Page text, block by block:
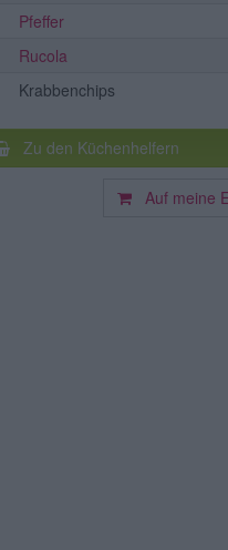
Pfeffer
Rucola
Krabbenchips
Zu den Küchenhelfern
Auf meine